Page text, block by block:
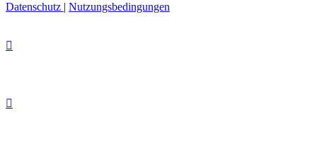
Datenschutz | Nutzungsbedingungen